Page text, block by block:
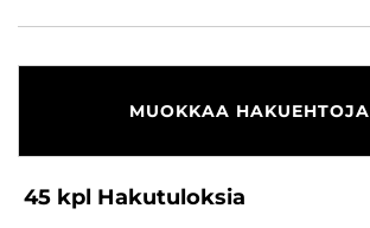
MUOKKAA HAKUEHTOJA
45 kpl Hakutuloksia